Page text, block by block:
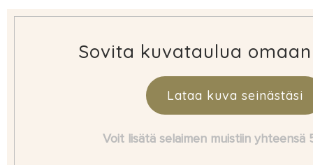
Sovita kuvataulua
Lataa kuva seinästäsi
Voit lisätä selaimen muistiin yhteensä